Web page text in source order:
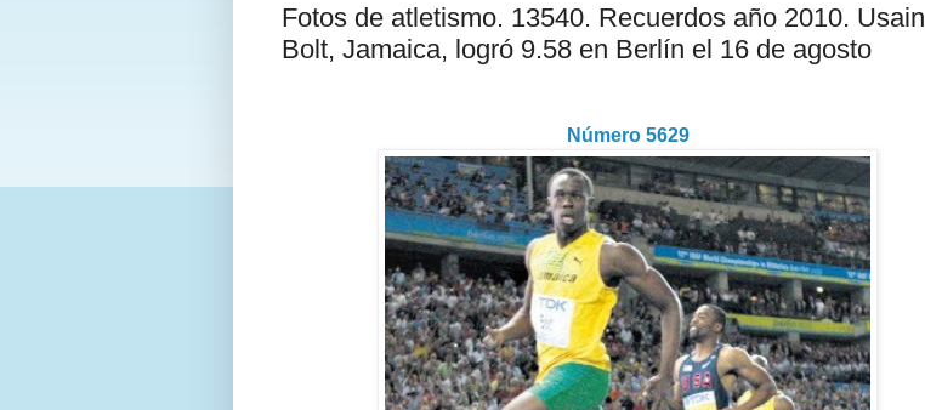
Fotos de atletismo. 13540. Recuerdos año 2010. Usain
Bolt, Jamaica, logró 9.58 en Berlín el 16 de agosto
Número 5629